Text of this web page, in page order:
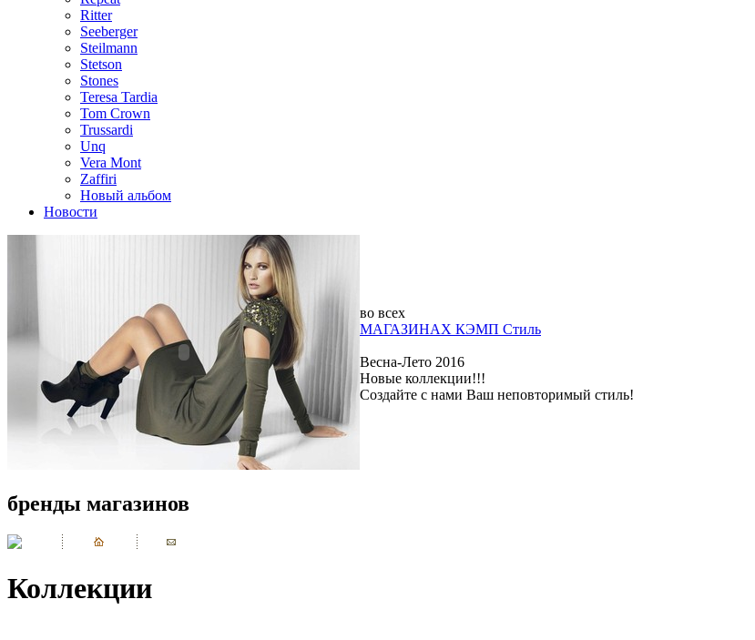
Ritter
Seeberger
Steilmann
Stetson
Stones
Teresa Tardia
Tom Crown
Trussardi
Unq
Vera Mont
Zaffiri
Новый альбом
Новости
во всех
МАГАЗИНАХ КЭМП Стиль
Весна-Лето 2016
Новые коллекции!!!
Создайте с нами Ваш неповторимый стиль!
бренды магазинов
Коллекции